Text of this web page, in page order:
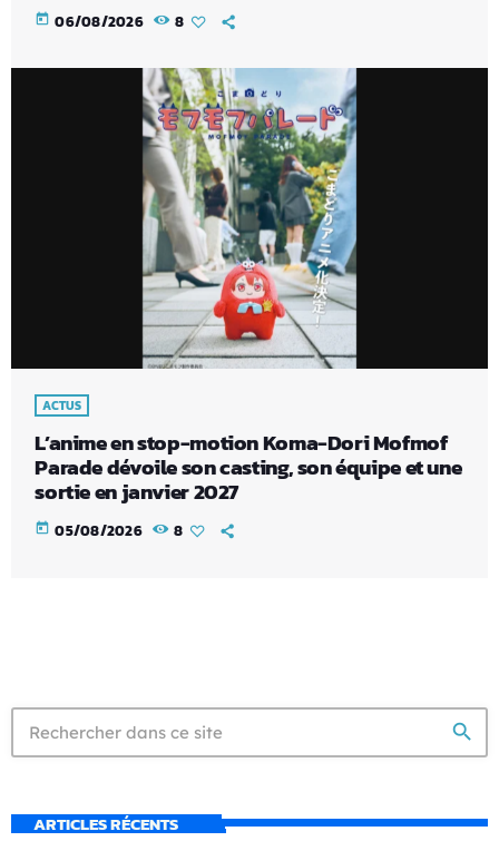
today 06/08/2026 8
ACTUS
L’anime en stop-motion Koma-Dori Mofmof
Parade dévoile son casting, son équipe et une
sortie en janvier 2027
today 05/08/2026 8
search
ARTICLES RÉCENTS